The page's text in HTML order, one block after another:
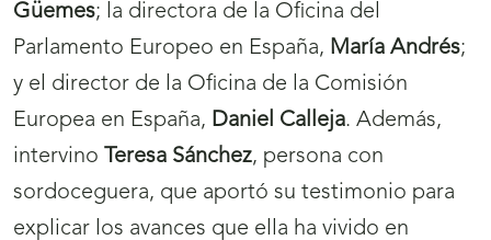
Güemes; la directora de la Oficina del
Parlamento Europeo en España, María Andrés;
y el director de la Oficina de la Comisión
Europea en España, Daniel Calleja. Además,
intervino Teresa Sánchez, persona con
sordoceguera, que aportó su testimonio para
explicar los avances que ella ha vivido en